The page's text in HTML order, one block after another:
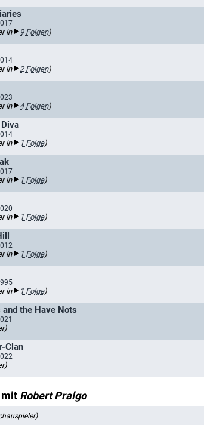
in 9 Folgen)
in 2 Folgen)
in 4 Folgen)
Diva
in 1 Folge)
in 1 Folge)
in 1 Folge)
in 1 Folge)
in 1 Folge)
and the Have Nots
Clan
Robert Pralgo